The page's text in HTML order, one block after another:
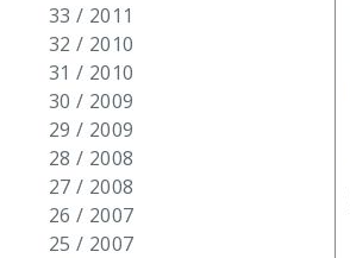
33 / 2011
32 / 2010
31 / 2010
30 / 2009
29 / 2009
28 / 2008
27 / 2008
26 / 2007
25 / 2007